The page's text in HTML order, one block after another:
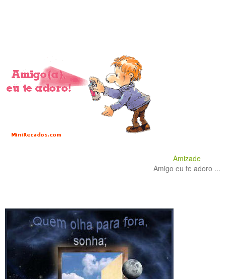
Amizade
Amigo eu te adoro ...